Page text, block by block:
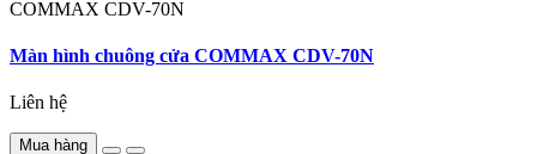
COMMAX CDV-70N
Màn hình chuông cửa COMMAX CDV-70N
Liên hệ
Mua hàng